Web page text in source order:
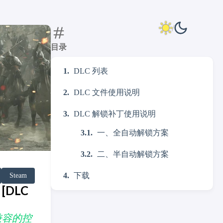
目录
DLC 列表
DLC 文件使用说明
DLC 解锁补丁使用说明
一、全自动解锁方案
二、半自动解锁方案
下载
Steam
的控